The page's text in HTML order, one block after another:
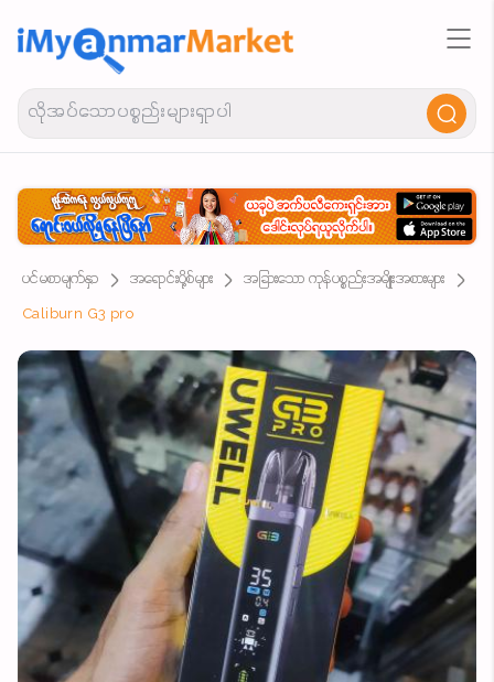
ပင်မစာမျက်နှာ အရောင်းပို့စ်များ
အခြားသော ကုန်ပစ္စည်းအမျိုးအစားများ
Caliburn G3 pro